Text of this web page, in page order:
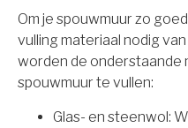
Om je spouwmuur zo
vulling materiaal nodig
worden de onderstaande
spouwmuur te vullen:
Glas- en steenwol: